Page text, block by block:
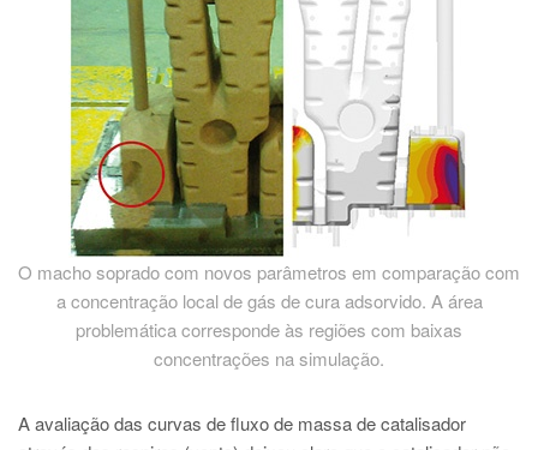
O macho soprado com novos parâmetros em comparação com
a concentração local de gás de cura adsorvido. A área
problemática corresponde às regiões com baixas
concentrações na simulação.
A avaliação das curvas de fluxo de massa de catalisador